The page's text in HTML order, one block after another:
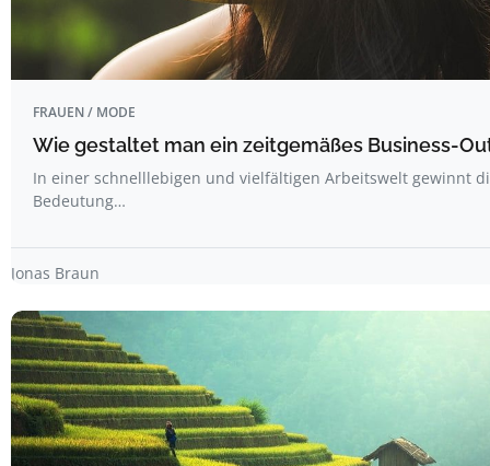
FRAUEN / MODE
Wie gestaltet man ein zeitgemäßes Business-
In einer schnelllebigen und vielfältigen Arbeitswelt gewinnt
Bedeutung…
Jonas Braun